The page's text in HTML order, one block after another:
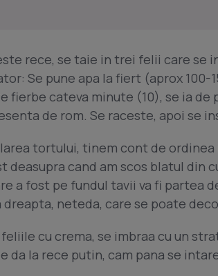
rece, se taie in trei felii care se
Se pune apa la fiert (aprox 100-
fierbe cateva minute (10), se ia de
de rom. Se raceste, apoi se
tortului, tinem cont de
deasupra cand am scos blatul din
a fost pe fundul tavii va fi partea
dreapta, neteda, care se poate
cu crema, se imbraa cu un
da la rece putin, cam pana se